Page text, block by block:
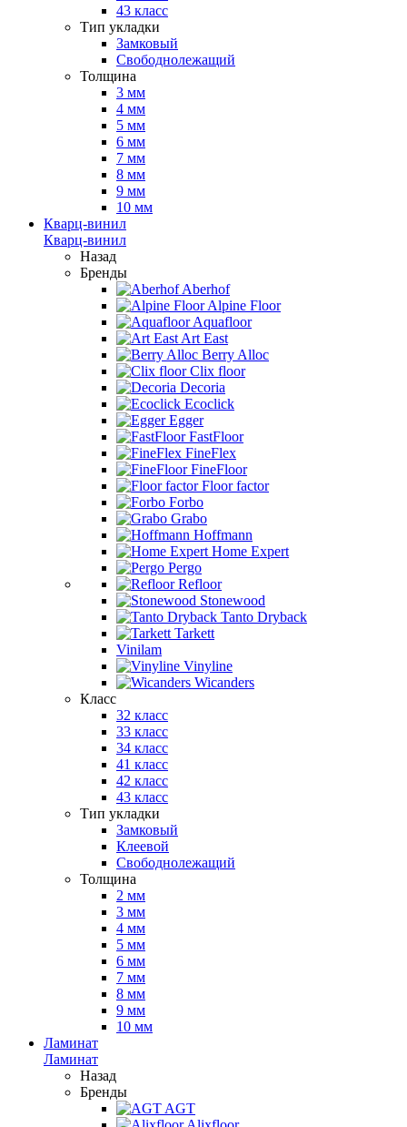
43 класс
Тип укладки
Замковый
Свободнолежащий
Толщина
3 мм
4 мм
5 мм
6 мм
7 мм
8 мм
9 мм
10 мм
Кварц-винил
Кварц-винил
Назад
Бренды
Aberhof
Alpine Floor
Aquafloor
Art East
Berry Alloc
Clix floor
Decoria
Ecoclick
Egger
FastFloor
FineFlex
FineFloor
Floor factor
Forbo
Grabo
Hoffmann
Home Expert
Pergo
Refloor
Stonewood
Tanto Dryback
Tarkett
Vinilam
Vinyline
Wicanders
Класс
32 класс
33 класс
34 класс
41 класс
42 класс
43 класс
Тип укладки
Замковый
Клеевой
Свободнолежащий
Толщина
2 мм
3 мм
4 мм
5 мм
6 мм
7 мм
8 мм
9 мм
10 мм
Ламинат
Ламинат
Назад
Бренды
AGT